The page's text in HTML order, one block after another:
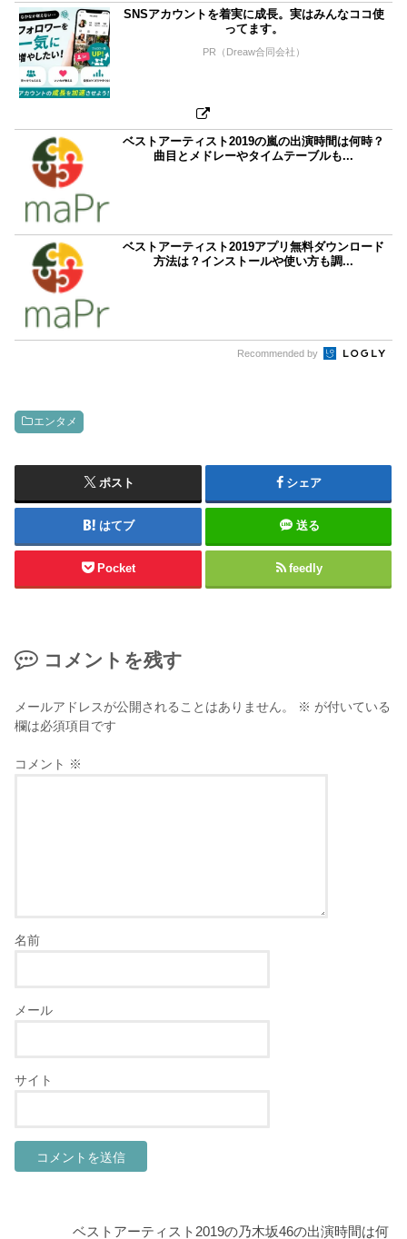
SNSアカウントを着実に成長。実はみんなココ使
ってます。
PR（Dreaw合同会社）
ベストアーティスト2019の嵐の出演時間は何時？
曲目とメドレーやタイムテーブルも...
ベストアーティスト2019アプリ無料ダウンロード
方法は？インストールや使い方も調...
Recommended by
エンタメ
ポスト シェア
はてブ 送る
Pocket feedly
コメントを残す
メールアドレスが公開されることはありません。 ※ が付いている
欄は必須項目です
コメント ※
名前
メール
サイト
ベストアーティスト2019の乃木坂46の出演時間は何